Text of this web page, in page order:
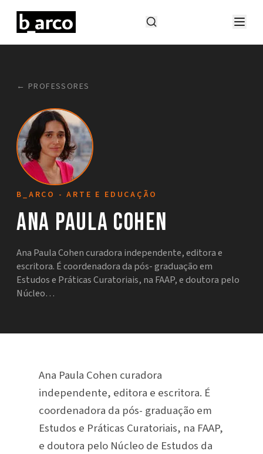
← PROFESSORES
B_ARCO - ARTE E EDUCAÇÃO
Ana Paula Cohen
Ana Paula Cohen curadora independente, editora e
escritora. É coordenadora da pós- graduação em
Estudos e Práticas Curatoriais, na FAAP, e doutora pelo
Núcleo…
Ana Paula Cohen curadora
independente, editora e escritora. É
coordenadora da pós- graduação em
Estudos e Práticas Curatoriais, na FAAP,
e doutora pelo Núcleo de Estudos da